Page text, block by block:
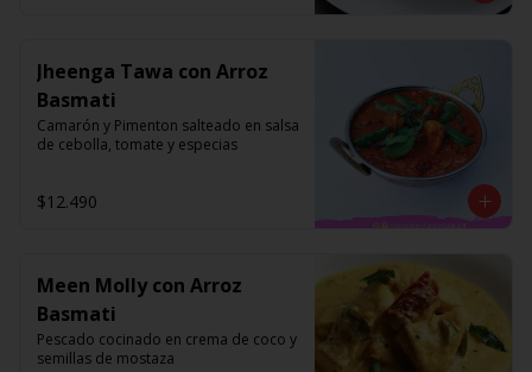
Jheenga Tawa con Arroz
Basmati
Camarón y Pimenton salteado en salsa
de cebolla, tomate y especias
$12.490
Meen Molly con Arroz
Basmati
Pescado cocinado en crema de coco y
semillas de mostaza